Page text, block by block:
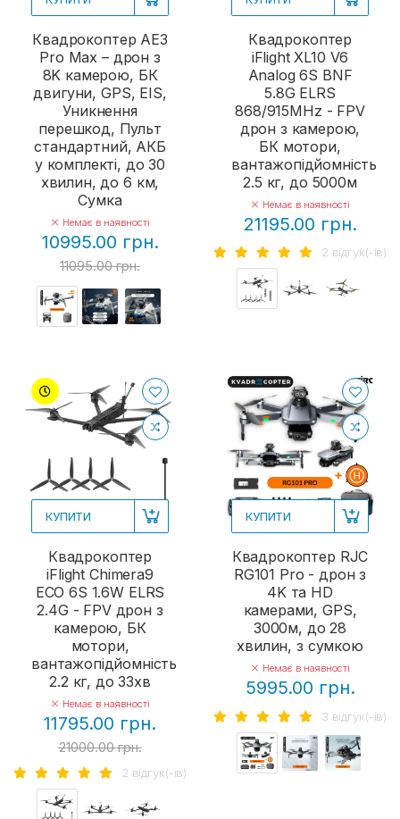
Квадрокоптер AE3
Pro Max – дрон з
8K камерою, БК
двигуни, GPS, EIS,
Уникнення
перешкод, Пульт
стандартний, АКБ
у комплекті, до 30
хвилин, до 6 км,
Сумка
Немає в наявності
10995.00 грн.
11095.00 грн.
Квадрокоптер
iFlight XL10 V6
Analog 6S BNF
5.8G ELRS
868/915MHz - FPV
дрон з камерою,
БК мотори,
вантажопідйомність
2.5 кг, до 5000м
Немає в наявності
21195.00 грн.
2 вiдгук(-iв)
КУПИТИ
Квадрокоптер
iFlight Chimera9
ECO 6S 1.6W ELRS
2.4G - FPV дрон з
камерою, БК
мотори,
вантажопідйомність
2.2 кг, до 33хв
Немає в наявності
11795.00 грн.
21000.00 грн.
2 вiдгук(-iв)
КУПИТИ
Квадрокоптер RJC
RG101 Pro - дрон з
4K та HD
камерами, GPS,
3000м, до 28
хвилин, з сумкою
Немає в наявності
5995.00 грн.
3 вiдгук(-iв)